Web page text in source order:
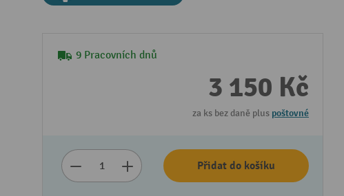
9 Pracovních dnů
3 150 Kč
za ks bez daně plus poštovné
Přidat do košíku